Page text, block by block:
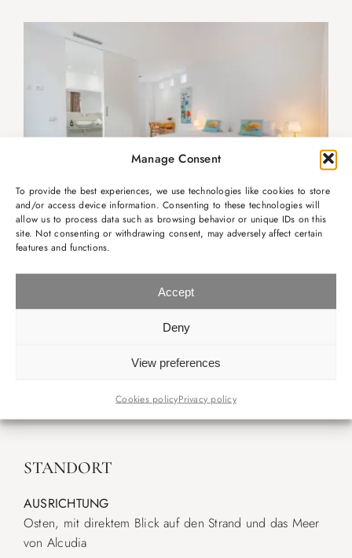
Manage Consent
To provide the best experiences, we use technologies like cookies to store
and/or access device information. Consenting to these technologies will
allow us to process data such as browsing behavior or unique IDs on this
site. Not consenting or withdrawing consent, may adversely affect certain
features and functions.
Accept
Deny
View preferences
Cookies policyPrivacy policy
OBERE EBENE
· Schlafzimmer 1:Doppelbett, Klimaanlage, eigenes
Badezimmer mit Dusche, direkter Zugang zu einem
privaten Balkon
Doppelbett, Klimaanlage
· Badezimmer mit Dusche
STANDORT
AUSRICHTUNG
Osten, mit direktem Blick auf den Strand und das Meer
von Alcudia